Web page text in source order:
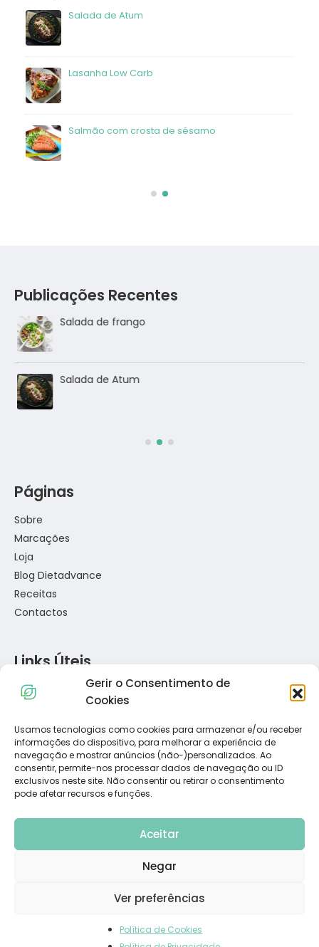
Gerir o Consentimento de
Cookies
Usamos tecnologias como cookies para armazenar e/ou receber
informações do dispositivo, para melhorar a experiência de
navegação e mostrar anúncios (não-)personalizados. Ao
consentir, permite-nos processar dados de navegação ou ID
exclusivos neste site. Não consentir ou retirar o consentimento
pode afetar recursos e funções.
Aceitar
Negar
Ver preferências
Política de Cookies
Salada de Atum
Lasanha Low Carb
Salmão com crosta de sésamo
Publicações Recentes
Salada de frango
Salada de Atum
Páginas
Sobre
Marcações
Loja
Blog Dietadvance
Receitas
Contactos
Links Úteis
Política de Privacidade
Política de Cookies
Termos e Condições
Resolução de Conflitos de Consumo
Livro de Reclamações
Subscreva a Nossa Newsletter
© 2023 Dietadvance. All Rights Reserved. Powered by